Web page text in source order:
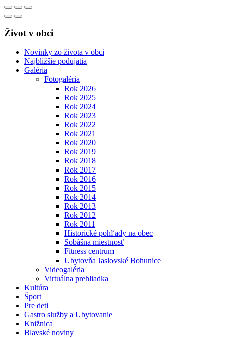
Život v obci
Novinky zo života v obci
Najbližšie podujatia
Galéria
Fotogaléria
Rok 2026
Rok 2025
Rok 2024
Rok 2023
Rok 2022
Rok 2021
Rok 2020
Rok 2019
Rok 2018
Rok 2017
Rok 2016
Rok 2015
Rok 2014
Rok 2013
Rok 2012
Rok 2011
Historické pohľady na obec
Sobášna miestnosť
Fitness centrum
Ubytovňa Jaslovské Bohunice
Videogaléria
Virtuálna prehliadka
Kultúra
Šport
Pre deti
Gastro služby a Ubytovanie
Knižnica
Blavské noviny